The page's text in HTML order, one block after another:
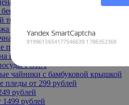
доставкой
до -50%
посуда
полотенца
ковры
FORA
чайники с бамбуковой крышкой
пледы от 299 рублей
рублей
рублей